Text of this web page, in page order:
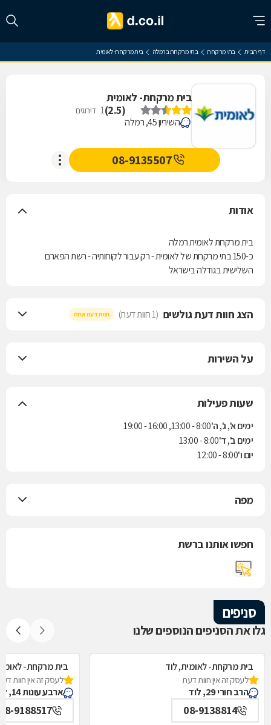
דף הבית בתי מרקחת בתי מרקחת ברמלה בית מרקחת- לאומית
בית מרקחת- לאומית
(
2.5
)
1 דירוגים
השיריון 45, רמלה
08-9135507
אודות
בית מרקחת לאומית רמלה
כ-150 בתי מרקחת של לאומית - רק עבור לקוחותיה - רשת הפארם
השלישית בגודלה בישראל
הצג חוות דעת גולשים (1 חוות דעת) חוות דעת אחת
על השירות
שעות פעילות
ימים א', ג', ה'8:00 - 13:00, 16:00 - 19:00
ימים ב', ד'8:00 - 13:00
יום ו'8:00 - 12:00
מפה
חפשו אותנו ברשת
סניפים
גלו את הסניפים הנוספים שלנו
בית מרקחת- לאומית, לוד
לעסק זה אין חוות דעת
הרב חורי 29, לוד
08-9138814
בית מרקחת-
לעסק זה אין חוות
ארבע עונות 14, לוד
9188517